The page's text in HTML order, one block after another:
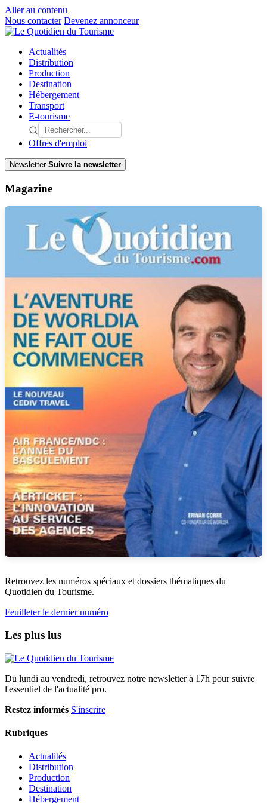
Aller au contenu
Nous contacter Devenez annonceur
Actualités
Distribution
Production
Destination
Hébergement
Transport
E-tourisme
Offres d'emploi
Newsletter Suivre la newsletter
Magazine
Retrouvez les numéros spéciaux et dossiers thématiques du
Quotidien du Tourisme.
Feuilleter le dernier numéro
Les plus lus
Du lundi au vendredi, retrouvez notre newsletter à 17h pour suivre
l'essentiel de l'actualité pro.
Restez informés S'inscrire
Rubriques
Actualités
Distribution
Production
Destination
Hébergement